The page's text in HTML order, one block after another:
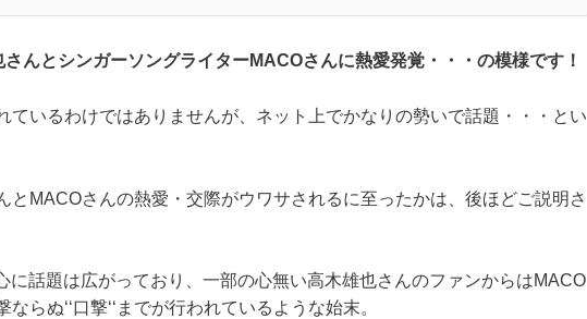
んとシンガーソングライターMACOさんに熱愛発覚・・・の模様です！
ているわけではありませんが、ネット上でかなりの勢いで話題・・・とい
とMACOさんの熱愛・交際がウワサされるに至ったかは、後ほどご説明さ
に話題は広がっており、一部の心無い高木雄也さんのファンからはMACO
らぬ‘‘口撃‘‘までが行われているような始末。